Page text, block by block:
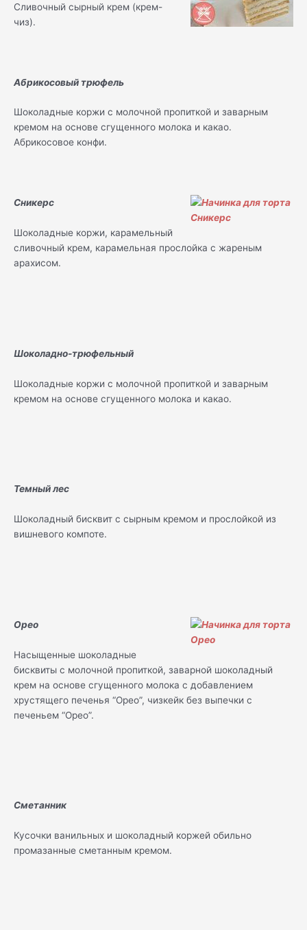
Сливочный сырный крем (крем-
чиз).
Абрикосовый трюфель
Шоколадные коржи с молочной пропиткой и заварным
кремом на основе сгущенного молока и какао.
Абрикосовое конфи.
Сникерс
Шоколадные коржи, карамельный
сливочный крем, карамельная прослойка с жареным
арахисом.
Шоколадно-трюфельный
Шоколадные коржи с молочной пропиткой и заварным
кремом на основе сгущенного молока и какао.
Темный лес
Шоколадный бисквит с сырным кремом и прослойкой из
вишневого компоте.
Орео
Насыщенные шоколадные
бисквиты с молочной пропиткой, заварной шоколадный
крем на основе сгущенного молока с добавлением
хрустящего печенья “Орео”, чизкейк без выпечки с
печеньем “Орео”.
Сметанник
Кусочки ванильных и шоколадный коржей обильно
промазанные сметанным кремом.